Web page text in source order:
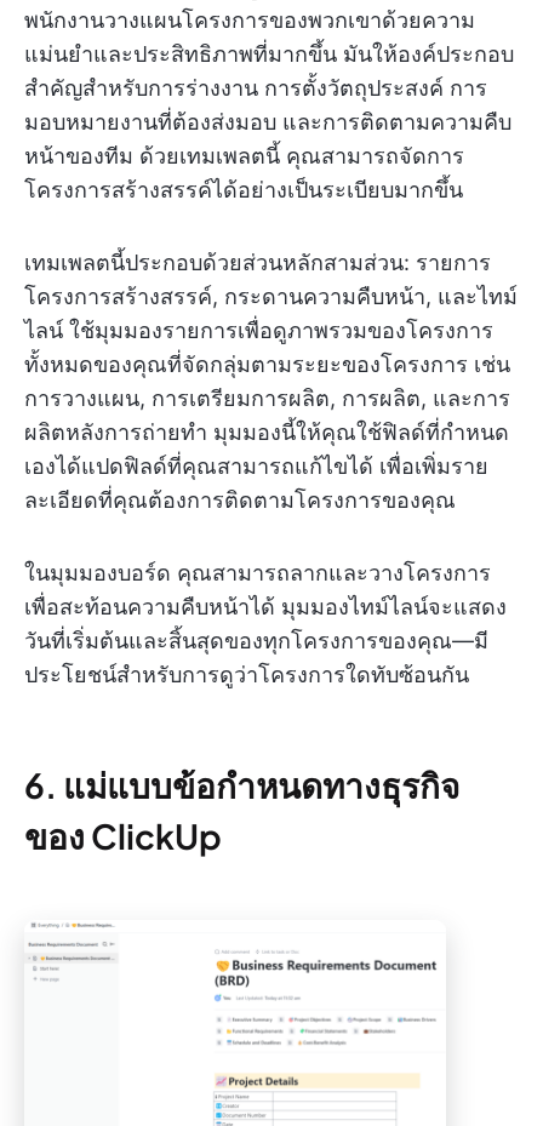
พนักงานวางแผนโครงการของพวกเขาด้วยความ
แม่นยำและประสิทธิภาพที่มากขึ้น มันให้องค์ประกอบ
สำคัญสำหรับการร่างงาน การตั้งวัตถุประสงค์ การ
มอบหมายงานที่ต้องส่งมอบ และการติดตามความคืบ
หน้าของทีม ด้วยเทมเพลตนี้ คุณสามารถจัดการ
โครงการสร้างสรรค์ได้อย่างเป็นระเบียบมากขึ้น
เทมเพลตนี้ประกอบด้วยส่วนหลักสามส่วน: รายการ
โครงการสร้างสรรค์, กระดานความคืบหน้า, และไทม์
ไลน์ ใช้มุมมองรายการเพื่อดูภาพรวมของโครงการ
ทั้งหมดของคุณที่จัดกลุ่มตามระยะของโครงการ เช่น
การวางแผน, การเตรียมการผลิต, การผลิต, และการ
ผลิตหลังการถ่ายทำ มุมมองนี้ให้คุณใช้ฟิลด์ที่กำหนด
เองได้แปดฟิลด์ที่คุณสามารถแก้ไขได้ เพื่อเพิ่มราย
ละเอียดที่คุณต้องการติดตามโครงการของคุณ
ในมุมมองบอร์ด คุณสามารถลากและวางโครงการ
เพื่อสะท้อนความคืบหน้าได้ มุมมองไทม์ไลน์จะแสดง
วันที่เริ่มต้นและสิ้นสุดของทุกโครงการของคุณ—มี
ประโยชน์สำหรับการดูว่าโครงการใดทับซ้อนกัน
6. แม่แบบข้อกำหนดทางธุรกิจ
ของ ClickUp